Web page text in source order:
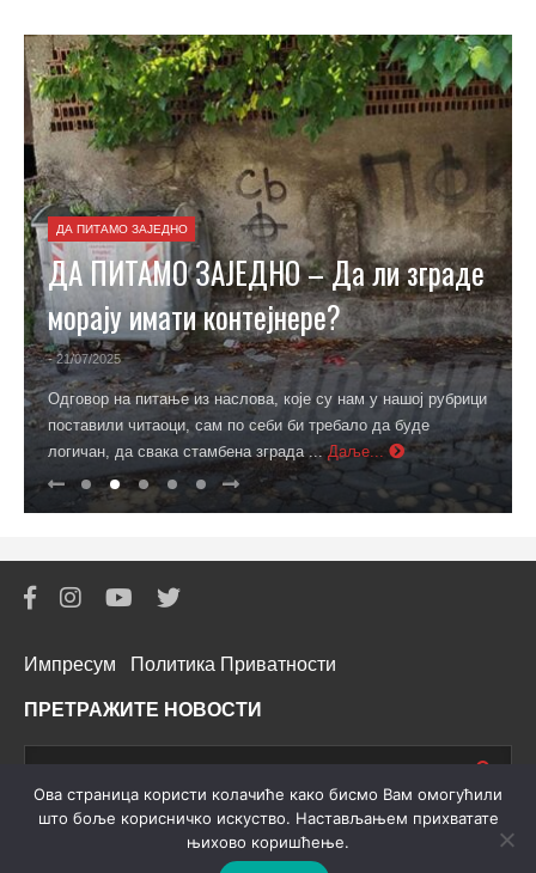
ДА ПИТАМО ЗАЈЕДНО
ДА ПИТАМО ЗАЈЕДНО – Да ли зграде
морају имати контејнере?
- 21/07/2025
Одговор на питање из наслова, које су нам у нашој рубрици
поставили читаоци, сам по себи би требало да буде
логичан, да свака стамбена зграда ... Даље...
Импресум Политика Приватности
ПРЕТРАЖИТЕ НОВОСТИ
© 2026 Lozničke Novosti. All rights reserved. Powered by
Oва страница користи колачиће како бисмо Вам омогућили
што боље корисничко искуство. Настављањем прихватате
њихово коришћење.